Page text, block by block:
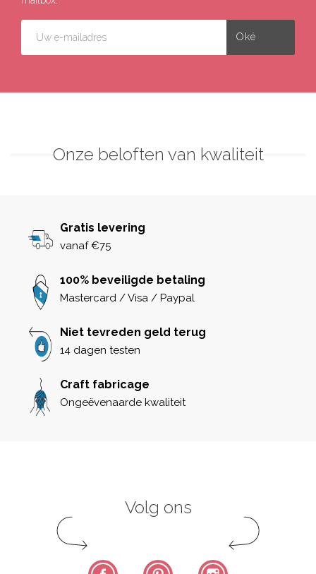
Onze beloften van kwaliteit
Gratis levering
vanaf €75
100% beveiligde betaling
Mastercard / Visa / Paypal
Niet tevreden geld terug
14 dagen testen
Craft fabricage
Ongeëvenaarde kwaliteit
Volg ons
Facebook Pinterest